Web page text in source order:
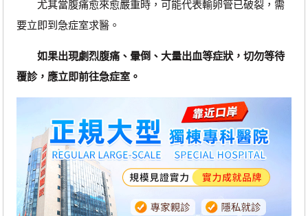
尤其當腹痛愈來愈嚴重時，可能代表輸卵管已破裂，需
要立即到急症室求醫。
如果出現劇烈腹痛、暈倒、大量出血等症狀，切勿等待
覆診，應立即前往急症室。